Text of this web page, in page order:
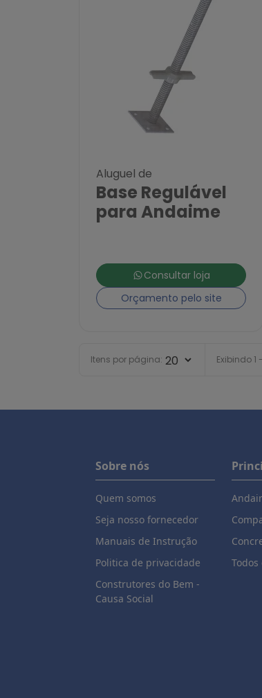
Aluguel de
Base Regulável
para Andaime
Consultar loja
Orçamento pelo site
Itens por página: Exibindo 1
Sobre nós
Quem somos
Seja nosso fornecedor
Manuais de Instrução
Politica de privacidade
Construtores do Bem -
Causa Social